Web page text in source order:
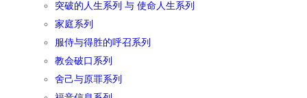
突破的人生系列 与 使命人生系列
家庭系列
服侍与得胜的呼召系列
教会破口系列
舍己与原罪系列